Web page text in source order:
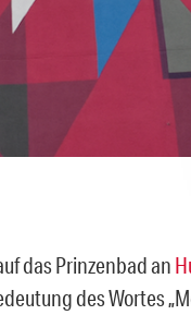
das Prinzenbad an
des Wortes